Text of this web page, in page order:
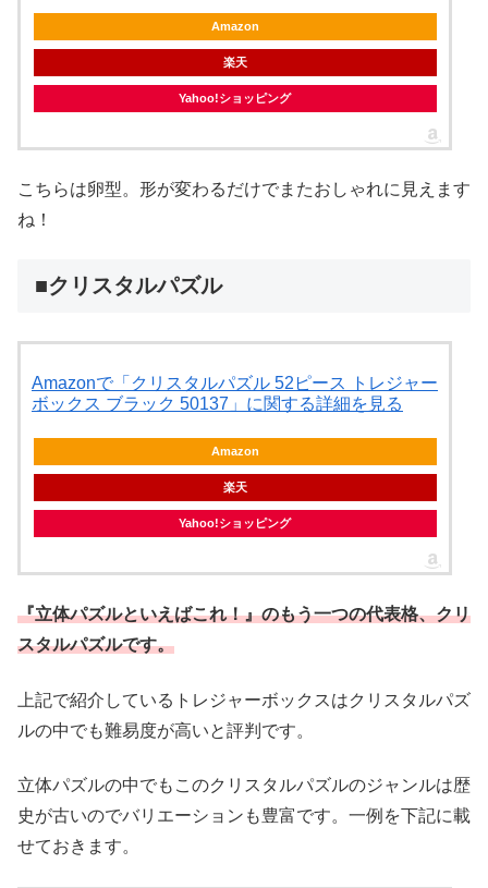
Amazon
楽天
Yahoo!ショッピング
こちらは卵型。形が変わるだけでまたおしゃれに見えます
ね！
■クリスタルパズル
Amazonで「クリスタルパズル 52ピース トレジャー
ボックス ブラック 50137」に関する詳細を見る
Amazon
楽天
Yahoo!ショッピング
『立体パズルといえばこれ！』のもう一つの代表格、クリ
スタルパズルです。
上記で紹介しているトレジャーボックスはクリスタルパズ
ルの中でも難易度が高いと評判です。
立体パズルの中でもこのクリスタルパズルのジャンルは歴
史が古いのでバリエーションも豊富です。一例を下記に載
せておきます。